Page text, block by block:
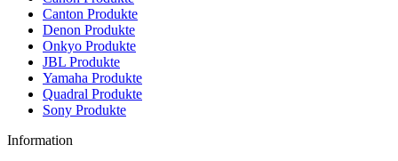
Canton Produkte
Denon Produkte
Onkyo Produkte
JBL Produkte
Yamaha Produkte
Quadral Produkte
Sony Produkte
Information